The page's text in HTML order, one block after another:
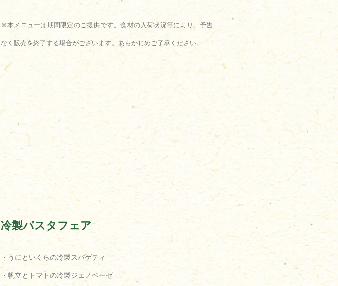
※本メニューは期間限定のご提供です。食材の入荷状況等により、予告
なく販売を終了する場合がございます。あらかじめご了承ください。
冷製パスタフェア
・うにといくらの冷製スパゲティ
・帆立とトマトの冷製ジェノベーゼ